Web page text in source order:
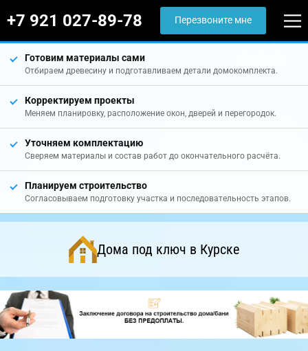
+7 921 027-89-78 Перезвоните мне
Готовим материалы сами
Отбираем древесину и подготавливаем детали домокомплекта.
Корректируем проекты
Меняем планировку, расположение окон, дверей и перегородок.
Уточняем комплектацию
Сверяем материалы и состав работ до окончательного расчёта.
Планируем строительство
Согласовываем подготовку участка и последовательность этапов.
Дома под ключ в Курске